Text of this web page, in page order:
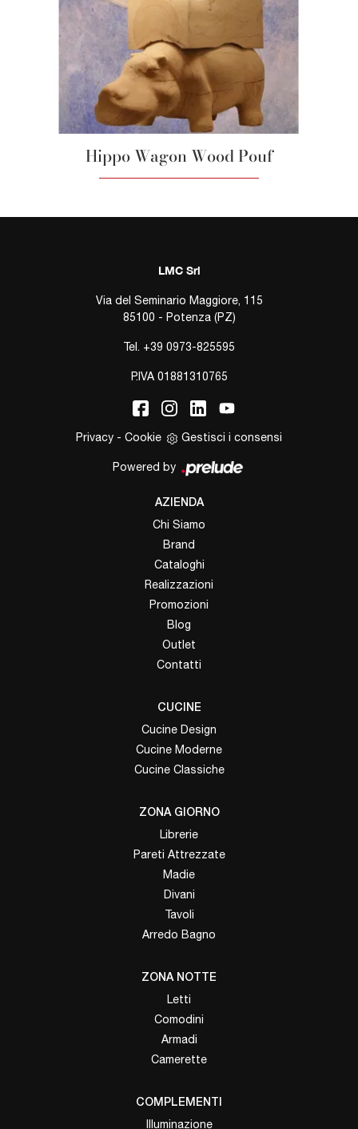
Hippo Wagon Wood Pouf
LMC Srl
Via del Seminario Maggiore, 115
85100 - Potenza (PZ)
Tel. +39 0973-825595
P.IVA 01881310765
Privacy - Cookie Gestisci i consensi
Powered by
AZIENDA
Chi Siamo
Brand
Cataloghi
Realizzazioni
Promozioni
Blog
Outlet
Contatti
CUCINE
Cucine Design
Cucine Moderne
Cucine Classiche
ZONA GIORNO
Librerie
Pareti Attrezzate
Madie
Divani
Tavoli
Arredo Bagno
ZONA NOTTE
Letti
Comodini
Armadi
Camerette
COMPLEMENTI
Illuminazione